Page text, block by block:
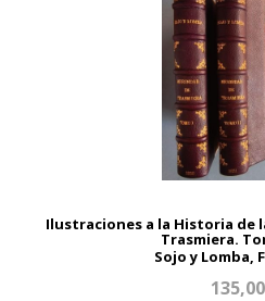
Ilustraciones a la Historia de
Trasmiera.
Sojo y Lomba,